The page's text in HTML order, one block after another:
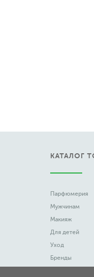
КАТАЛОГ
Парфюмерия
Мужчинам
Макияж
Для детей
Уход
Бренды